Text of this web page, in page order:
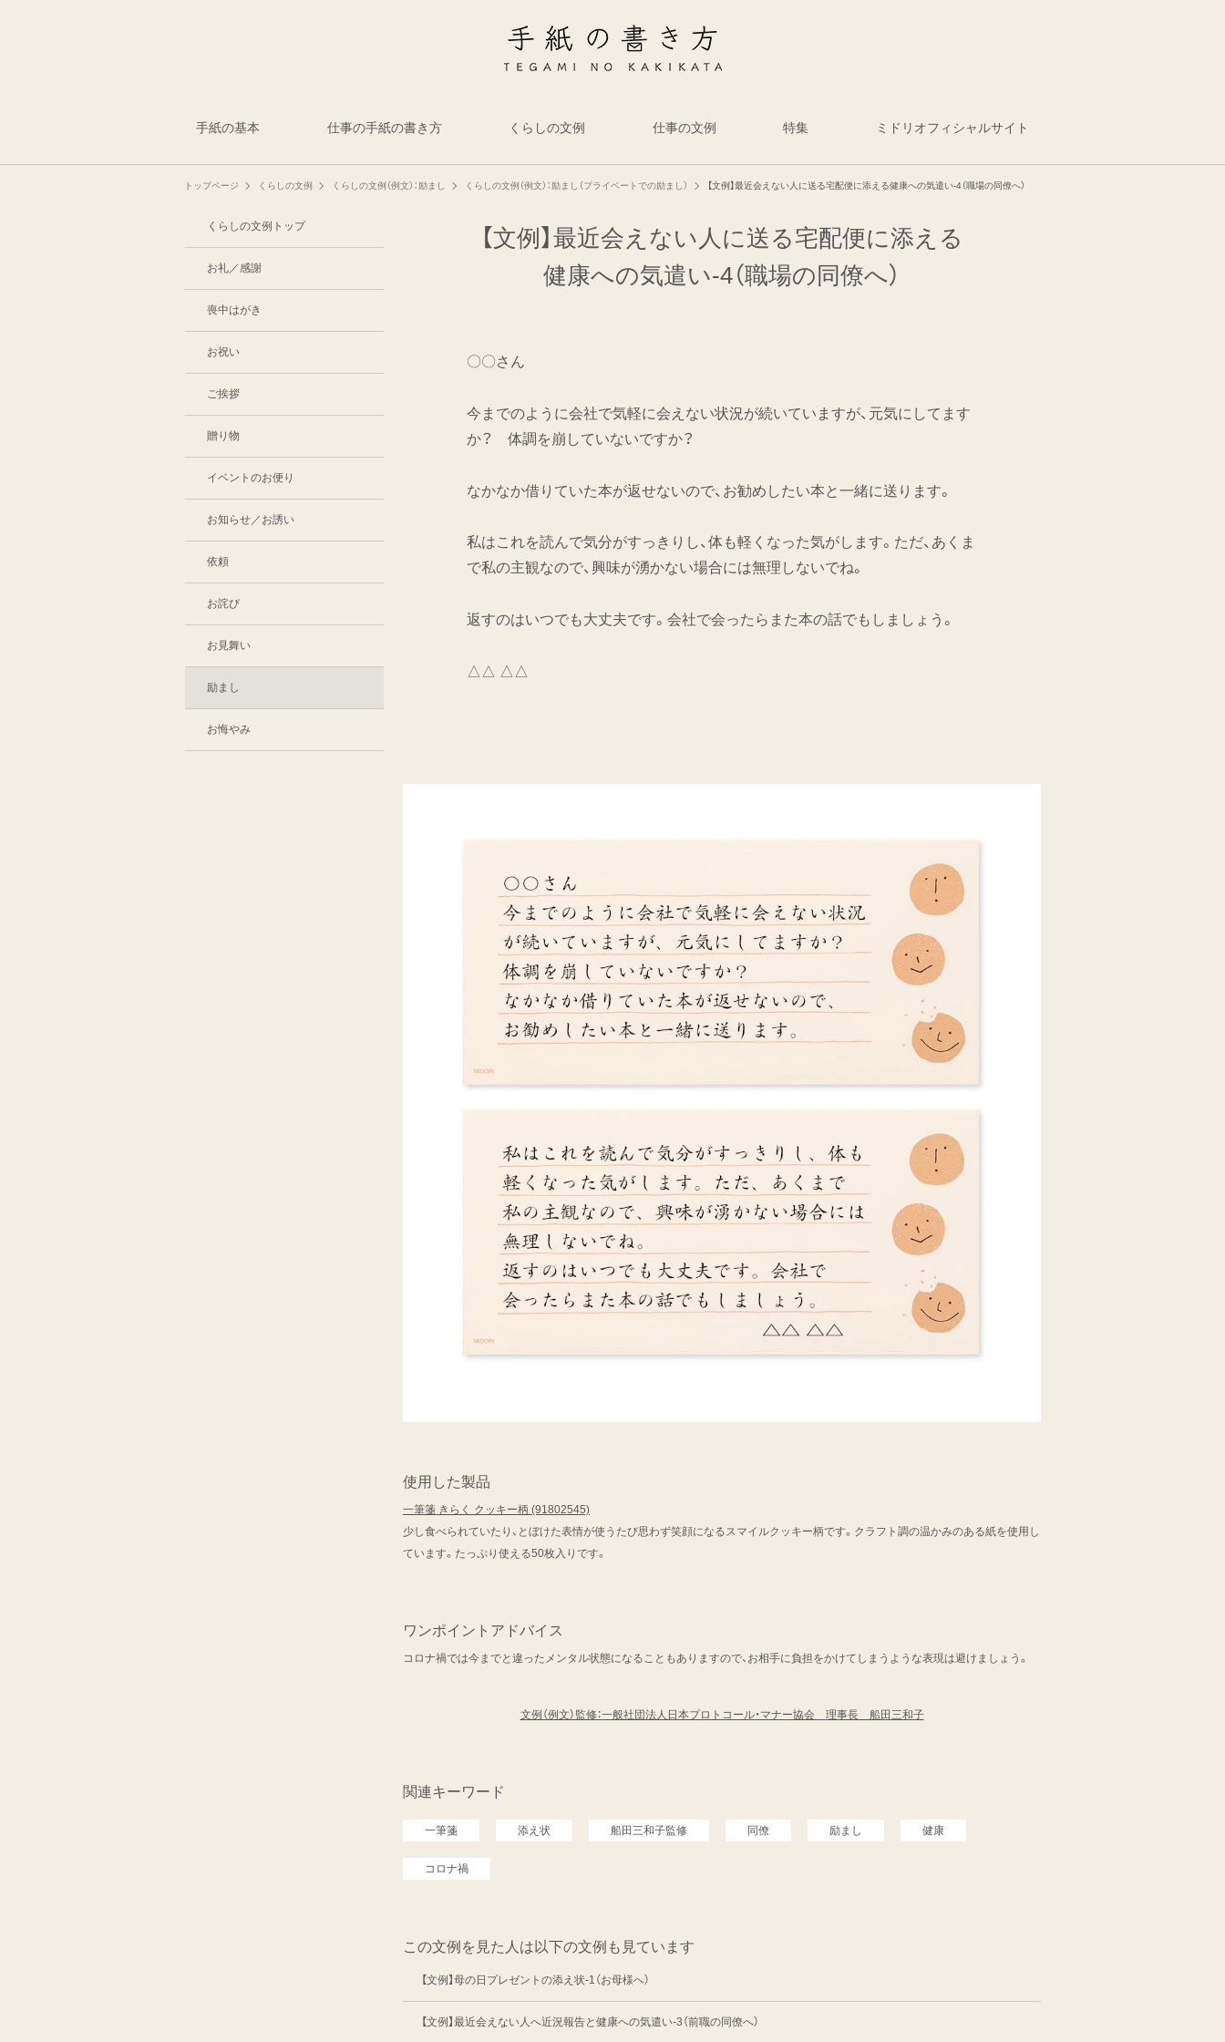
手紙の基本 仕事の手紙の書き方 くらしの文例 仕事の文例 特集 ミドリオフィシャルサイト
トップページ くらしの文例 くらしの文例（例文）：励まし くらしの文例（例文）：励まし（プライベートでの励まし） 【文例】最近会えない人に送る宅配便に添える健康への気遣い-4（職場の同僚へ）
【文例】最近会えない人に送る宅配便に添える
健康への気遣い-4（職場の同僚へ）
〇〇さん
今までのように会社で気軽に会えない状況が続いていますが、元気にしてます
か？ 体調を崩していないですか？
なかなか借りていた本が返せないので、お勧めしたい本と一緒に送ります。
私はこれを読んで気分がすっきりし、体も軽くなった気がします。ただ、あくま
で私の主観なので、興味が湧かない場合には無理しないでね。
返すのはいつでも大丈夫です。会社で会ったらまた本の話でもしましょう。
△△ △△
使用した製品
一筆箋 きらく クッキー柄 (91802545)
少し食べられていたり、とぼけた表情が使うたび思わず笑顔になるスマイルクッキー柄です。クラフト調の温かみのある紙を使用し
ています。たっぷり使える50枚入りです。
ワンポイントアドバイス
コロナ禍では今までと違ったメンタル状態になることもありますので、お相手に負担をかけてしまうような表現は避けましょう。
文例（例文）監修：一般社団法人日本プロトコール・マナー協会 理事長 船田三和子
関連キーワード
一筆箋 添え状 船田三和子監修 同僚 励まし 健康
コロナ禍
この文例を見た人は以下の文例も見ています
【文例】母の日プレゼントの添え状-1（お母様へ）
【文例】最近会えない人へ近況報告と健康への気遣い-3（前職の同僚へ）
くらしの文例トップ
お礼／感謝
喪中はがき
お祝い
ご挨拶
贈り物
イベントのお便り
お知らせ／お誘い
依頼
お詫び
お見舞い
励まし
お悔やみ